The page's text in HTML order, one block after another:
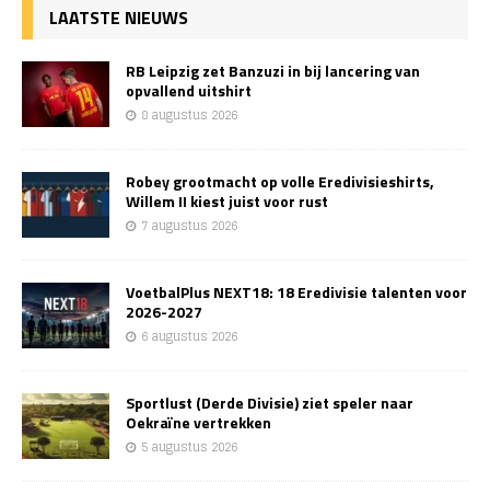
LAATSTE NIEUWS
RB Leipzig zet Banzuzi in bij lancering van
opvallend uitshirt
8 augustus 2026
Robey grootmacht op volle Eredivisieshirts,
Willem II kiest juist voor rust
7 augustus 2026
VoetbalPlus NEXT18: 18 Eredivisie talenten voor
2026-2027
6 augustus 2026
Sportlust (Derde Divisie) ziet speler naar
Oekraïne vertrekken
5 augustus 2026